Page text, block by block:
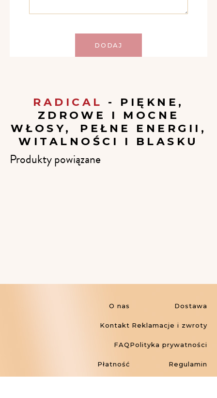
DODAJ
RADICAL - PIĘKNE,
ZDROWE I MOCNE
WŁOSY, PEŁNE ENERGII,
WITALNOŚCI I BLASKU
Produkty powiązane
O nas
Kontakt
FAQ
Płatność
Dostawa
Reklamacje i zwroty
Polityka prywatności
Regulamin